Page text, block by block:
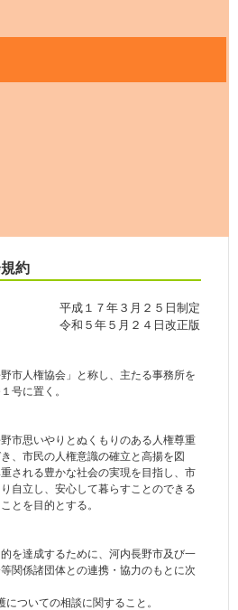
約
平成１７年３月２５日制定
令和５年５月２４日改正版
市人権協会」と称し、主たる事務所を
号に置く。
市思いやりとぬくもりのある人権尊重
、市民の人権意識の確立と高揚を図
される豊かな社会の実現を目指し、市
自立し、安心して暮らすことのできる
とを目的とする。
を達成するために、河内長野市及び一
関係諸団体との連携・協力のもとに次
ついての相談に関すること。